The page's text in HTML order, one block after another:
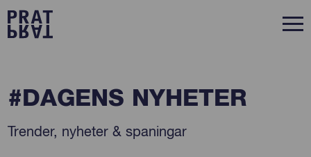
#DAGENS NYHETER
Trender, nyheter & spaningar